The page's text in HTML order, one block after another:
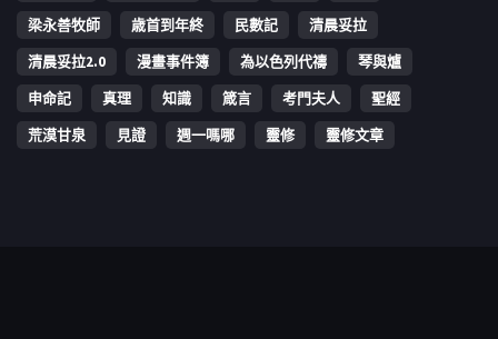
梁永善牧師
歳首到年終 民數記
清晨妥拉
清晨妥拉2.0
漫畫事件簿 為以色列代禱
琴與爐
申命記
真理 知識 箴言 考門夫人
聖經
荒漠甘泉
見證 週一嗎哪 靈修 靈修文章